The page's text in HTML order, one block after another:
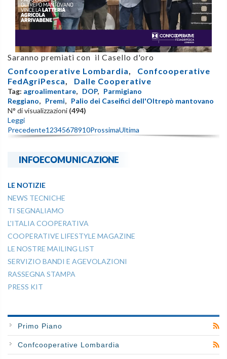
Saranno premiati con il Casello d'oro
Confcooperative Lombardia, Confcooperative
FedAgriPesca, Dalle Cooperative
Tag: agroalimentare, DOP, Parmigiano
Reggiano, Premi, Palio dei Caseifici dell'Oltrepò mantovano
N° di visualizzazioni (494)
Leggi
Precedente1 2345678910ProssimaUltima
INFOECOMUNICAZIONE
LE NOTIZIE
NEWS TECNICHE
TI SEGNALIAMO
L'ITALIA COOPERATIVA
COOPERATIVE LIFESTYLE MAGAZINE
LE NOSTRE MAILING LIST
SERVIZIO BANDI E AGEVOLAZIONI
RASSEGNA STAMPA
PRESS KIT
Primo Piano
Confcooperative Lombardia